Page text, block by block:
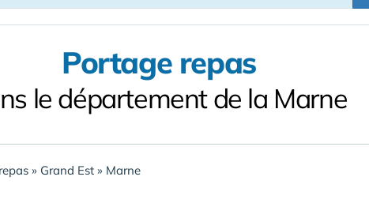
Portage repas
le département de la Marne
» Grand Est » Marne